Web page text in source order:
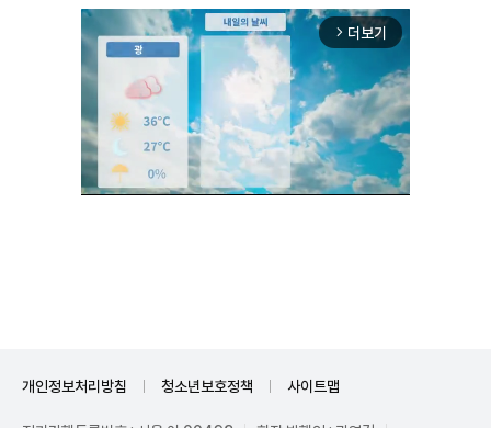
arrow_forward_ios 더보기
개인정보처리방침 청소년보호정책 사이트맵